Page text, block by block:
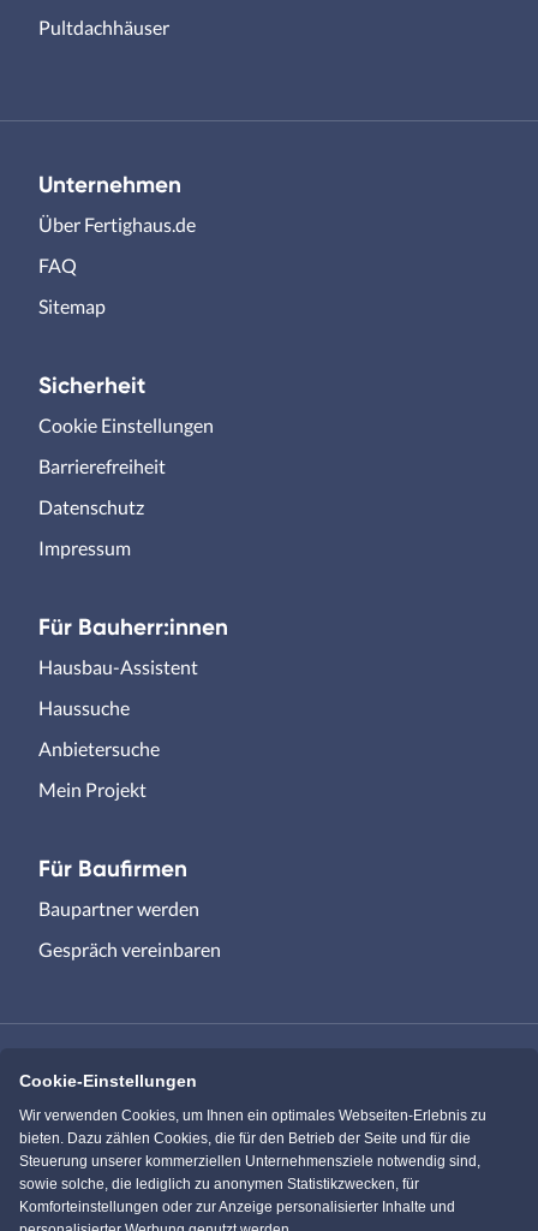
Pultdachhäuser
Unternehmen
Über Fertighaus.de
FAQ
Sitemap
Sicherheit
Cookie Einstellungen
Barrierefreiheit
Datenschutz
Impressum
Für Bauherr:innen
Hausbau-Assistent
Haussuche
Anbietersuche
Mein Projekt
Für Baufirmen
Baupartner werden
Gespräch vereinbaren
Immowelt.de Bauen.de
Massivhaus.de Bungalow.de
Cookie-Einstellungen
Wir verwenden Cookies, um Ihnen ein optimales Webseiten-Erlebnis zu
bieten. Dazu zählen Cookies, die für den Betrieb der Seite und für die
Steuerung unserer kommerziellen Unternehmensziele notwendig sind,
sowie solche, die lediglich zu anonymen Statistikzwecken, für
Komforteinstellungen oder zur Anzeige personalisierter Inhalte und